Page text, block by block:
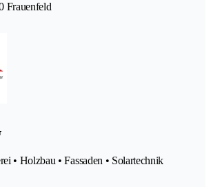
Frauenfeld
• Holzbau • Fassaden • Solartechnik